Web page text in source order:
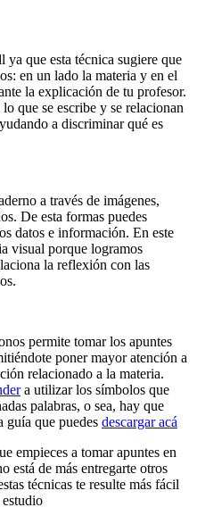
que esta técnica sugiere que
en un lado la materia y en el
la explicación de tu profesor.
que se escribe y se relacionan
a discriminar qué es
a través de imágenes,
De esta formas puedes
datos e información. En este
visual porque logramos
la reflexión con las
permite tomar los apuntes
poner mayor atención a
relacionado a la materia.
a utilizar los símbolos que
palabras, o sea, hay que
guía que puedes descargar acá
empieces a tomar apuntes en
está de más entregarte otros
técnicas te resulte más fácil